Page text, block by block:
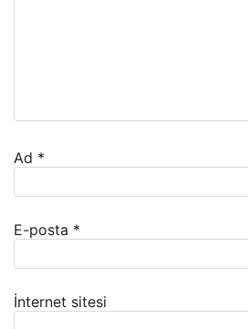
Ad *
E-posta *
İnternet sitesi